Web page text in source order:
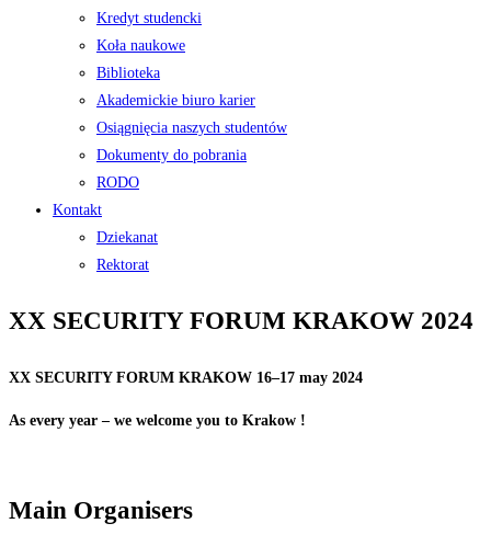
Kredyt studencki
Koła naukowe
Biblioteka
Akademickie biuro karier
Osiągnięcia naszych studentów
Dokumenty do pobrania
RODO
Kontakt
Dziekanat
Rektorat
XX SECURITY FORUM KRAKOW 2024
XX SECURITY FORUM KRAKOW 16–17 may 2024
As every year – we welcome you to Krakow !
Main Organisers